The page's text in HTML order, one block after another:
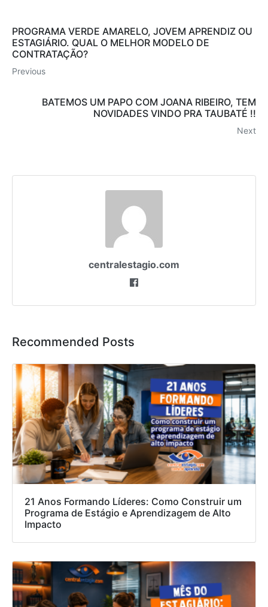
PROGRAMA VERDE AMARELO, JOVEM APRENDIZ OU
ESTAGIÁRIO. QUAL O MELHOR MODELO DE
CONTRATAÇÃO?
Previous
BATEMOS UM PAPO COM JOANA RIBEIRO, TEM
NOVIDADES VINDO PRA TAUBATÉ !!
Next
centralestagio.com
Recommended Posts
21 Anos Formando Líderes: Como Construir um
Programa de Estágio e Aprendizagem de Alto
Impacto